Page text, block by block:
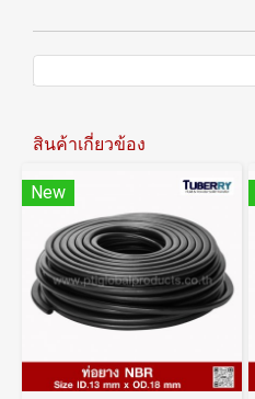
สินค้าเกี่ยวข้อง
New